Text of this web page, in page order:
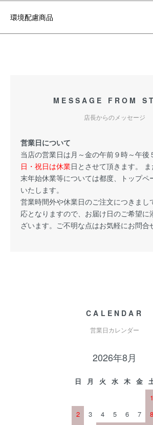
環境配慮商品
MESSAGE FROM
店長からのメッセージ
営業日について
当店の営業日は月～金の午前９時～午後
日・祝日は休業日とさせて頂きます。
末年始休業等については都度、トップペ
いたします。
営業時間外や休業日のご注文につきまし
応となりますので、お届け日のご希望に
ざいます。ご不明な点はお気軽にお問合
CALENDAR
営業日カレンダー
2026年8月
日 月 火 水 木 金
1
2
3 4 5 6 7
8